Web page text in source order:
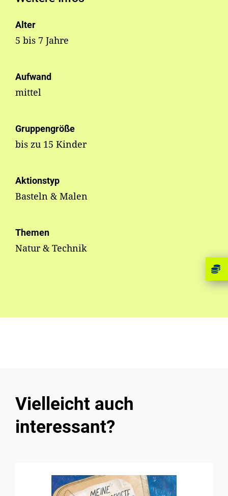
Alter
5 bis 7 Jahre
Aufwand
mittel
Gruppengröße
bis zu 15 Kinder
Aktionstyp
Basteln & Malen
Themen
Natur & Technik
Vielleicht auch
interessant?